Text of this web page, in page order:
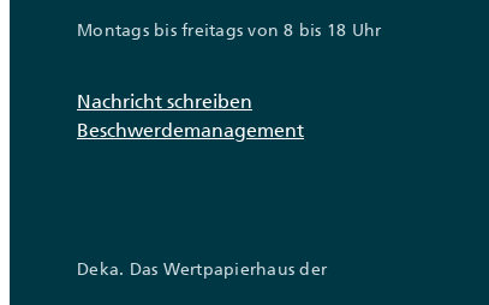
Montags bis freitags von 8 bis 18 Uhr
Nachricht schreiben
Beschwerdemanagement
Deka. Das Wertpapierhaus der